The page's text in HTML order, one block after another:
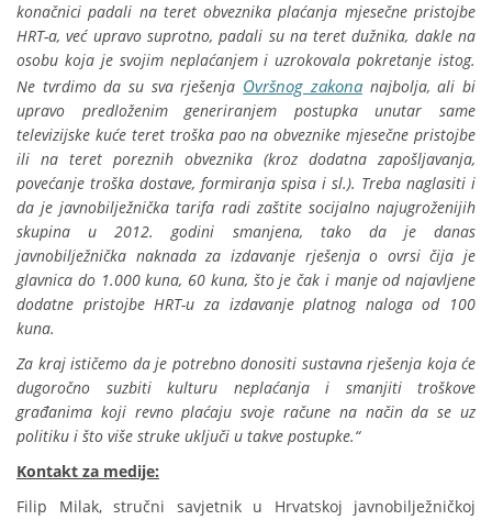
konačnici padali na teret obveznika plaćanja mjesečne pristojbe
HRT-a, već upravo suprotno, padali su na teret dužnika, dakle na
osobu koja je svojim neplaćanjem i uzrokovala pokretanje istog.
Ne tvrdimo da su sva rješenja Ovršnog zakonanajbolja, ali bi
upravo predloženim generiranjem postupka unutar same
televizijske kuće teret troška pao na obveznike mjesečne pristojbe
ili na teret poreznih obveznika (kroz dodatna zapošljavanja,
povećanje troška dostave, formiranja spisa i sl.). Treba naglasiti i
da je javnobilježnička tarifa radi zaštite socijalno najugroženijih
skupina u 2012. godini smanjena, tako da je danas
javnobilježnička naknada za izdavanje rješenja o ovrsi čija je
glavnica do 1.000 kuna, 60 kuna, što je čak i manje od najavljene
dodatne pristojbe HRT-u za izdavanje platnog naloga od 100
kuna.
Za kraj ističemo da je potrebno donositi sustavna rješenja koja će
dugoročno suzbiti kulturu neplaćanja i smanjiti troškove
građanima koji revno plaćaju svoje račune na način da se uz
politiku i što više struke uključi u takve postupke.“
Kontakt za medije:
Filip Milak, stručni savjetnik u Hrvatskoj javnobilježničkoj